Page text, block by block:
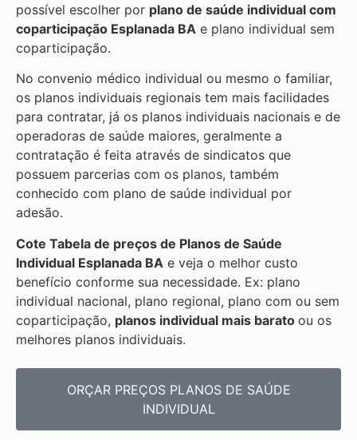
possível escolher por plano de saúde individual com
coparticipação Esplanada BA e plano individual sem
coparticipação.
No convenio médico individual ou mesmo o familiar,
os planos individuais regionais tem mais facilidades
para contratar, já os planos individuais nacionais e de
operadoras de saúde maiores, geralmente a
contratação é feita através de sindicatos que
possuem parcerias com os planos, também
conhecido com plano de saúde individual por
adesão.
Cote Tabela de preços de Planos de Saúde
Individual Esplanada BA e veja o melhor custo
benefício conforme sua necessidade. Ex: plano
individual nacional, plano regional, plano com ou sem
coparticipação, planos individual mais barato ou os
melhores planos individuais.
ORÇAR PREÇOS PLANOS DE SAÚDE
INDIVIDUAL